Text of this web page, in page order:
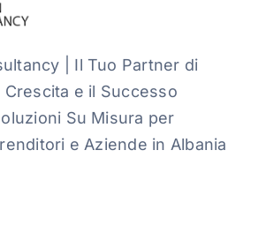
| Il Tuo Partner di
Crescita e il Successo
Su Misura per
e Aziende in Albania